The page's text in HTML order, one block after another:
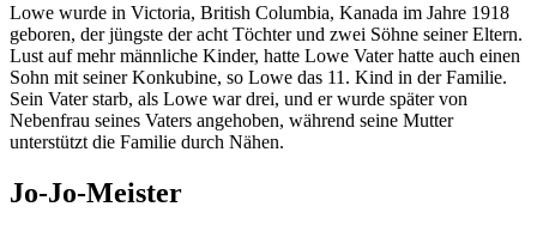
Lowe wurde in Victoria, British Columbia, Kanada im Jahre 1918
geboren, der jüngste der acht Töchter und zwei Söhne seiner Eltern.
Lust auf mehr männliche Kinder, hatte Lowe Vater hatte auch einen
Sohn mit seiner Konkubine, so Lowe das 11. Kind in der Familie.
Sein Vater starb, als Lowe war drei, und er wurde später von
Nebenfrau seines Vaters angehoben, während seine Mutter
unterstützt die Familie durch Nähen.
Jo-Jo-Meister